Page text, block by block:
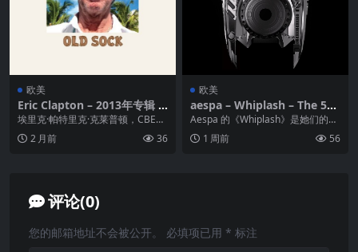
欧美
Eric Clapton – 2013年专辑 –
Old Sock (Bushbranch Rec
ords) Flac
埃里克·帕特里克·克莱普顿，CBE
（英语：Eric Patrick Clapto...
2 月前 36
欧美
aespa – Whiplash – The 5th
Mini Album 2024 – FLAC分
轨｜Hi-Res 24-Bit 96.0 kHz
｜From Tidal
Aespa 的《Whiplash》是她们的第
五张迷你专辑，这张专辑的名称
《Whi...
1 周前 56
评论(0)
您的邮箱地址不会被公开。 必填项已用 * 标注